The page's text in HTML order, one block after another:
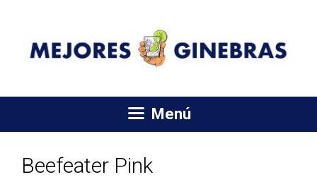
contenido
Menú
Beefeater Pink